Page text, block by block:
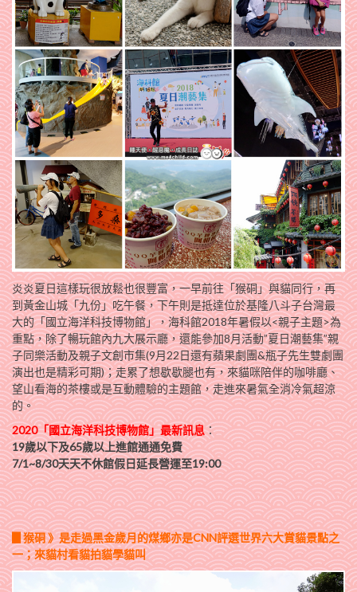
炎炎夏日這樣玩很放鬆也很豐富，一早前往「猴硐」與貓同行，再
到黃金山城「九份」吃午餐，下午則是抵達位於基隆八斗子台灣最
大的「國立海洋科技博物館」，海科館2018年暑假以<親子主題>為
重點，除了暢玩館內九大展示廳，還能參加8月活動”夏日潮藝集”親
子同樂活動及親子文創市集(9月22日還有蘋果劇團&瓶子先生雙劇團
演出也是精彩可期)；走累了想歇歇腿也有，來貓咪陪伴的咖啡廳、
望山看海的茶樓或是互動體驗的主題館，走進來暑氣全消冷氣超涼
的。
2020「國立海洋科技博物館」最新訊息：
19歲以下及65歲以上進館通通免費
7/1~8/30天天不休館假日延長營運至19:00
▊猴硐 》是走過黑金歲月的煤鄉亦是CNN評選世界六大賞貓景點之
一；來貓村看貓拍貓學貓叫